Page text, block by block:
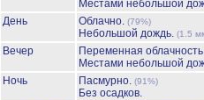
Местами небольшой
День
Облачно. (79%)
Небольшой дождь. (1.5
Вечер
Переменная
Местами небольшой
Ночь
Пасмурно. (91%)
Без осадков.